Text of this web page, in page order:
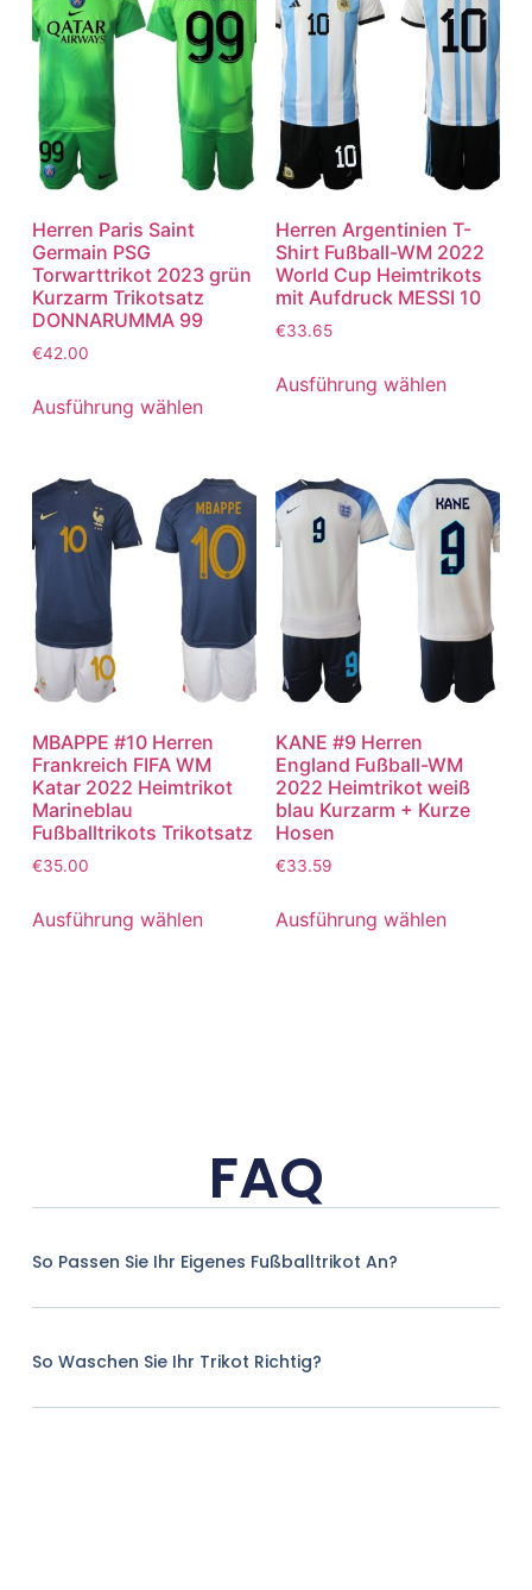
Herren Paris Saint
Germain PSG
Torwarttrikot 2023 grün
Kurzarm Trikotsatz
DONNARUMMA 99
€42.00
Ausführung wählen
Herren Argentinien T-
Shirt Fußball-WM 2022
World Cup Heimtrikots
mit Aufdruck MESSI 10
€33.65
Ausführung wählen
MBAPPE #10 Herren
Frankreich FIFA WM
Katar 2022 Heimtrikot
Marineblau
Fußballtrikots Trikotsatz
€35.00
Ausführung wählen
KANE #9 Herren
England Fußball-WM
2022 Heimtrikot weiß
blau Kurzarm + Kurze
Hosen
€33.59
Ausführung wählen
FAQ
So Passen Sie Ihr Eigenes Fußballtrikot An?
So Waschen Sie Ihr Trikot Richtig?